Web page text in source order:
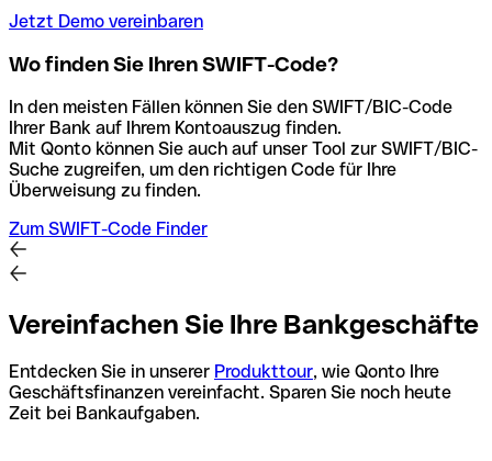
Jetzt Demo vereinbaren
Wo finden Sie Ihren SWIFT-Code?
In den meisten Fällen können Sie den SWIFT/BIC-Code
Ihrer Bank auf Ihrem Kontoauszug finden.
Mit Qonto können Sie auch auf unser Tool zur SWIFT/BIC-
Suche zugreifen, um den richtigen Code für Ihre
Überweisung zu finden.
Zum SWIFT-Code Finder
Vereinfachen Sie Ihre Bankgeschäfte
Entdecken Sie in unserer Produkttour, wie Qonto Ihre
Geschäftsfinanzen vereinfacht. Sparen Sie noch heute
Zeit bei Bankaufgaben.